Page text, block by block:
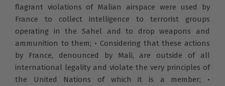
flagrant violations of Malian airspace were used by
France to collect intelligence to terrorist groups
operating in the Sahel and to drop weapons and
ammunition to them; • Considering that these actions
by France, denounced by Mali, are outside of all
international legality and violate the very principles of
the United Nations of which it is a member; •